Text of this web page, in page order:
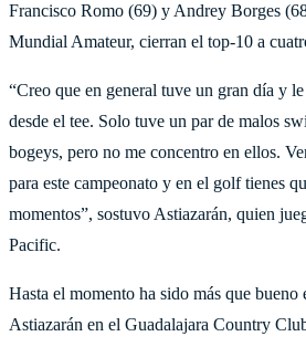
Francisco Romo (69) y Andrey Borges
Mundial Amateur, cierran el top-10 a
“Creo que en general tuve un gran día y
desde el tee. Solo tuve un par de malos
bogeys, pero no me concentro en ellos.
para este campeonato y en el golf tienes
momentos”, sostuvo Astiazarán, quien
Pacific.
Hasta el momento ha sido más que bueno
Astiazarán en el Guadalajara Country